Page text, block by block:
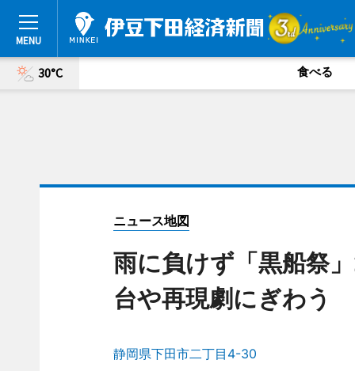
30°C 食べる
ニュース地図
雨に負けず「黒船祭
台や再現劇にぎわう
静岡県下田市二丁目4-30